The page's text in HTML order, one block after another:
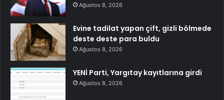
Ağustos 8, 2026
Evine tadilat yapan çift, gizli bölmede
deste deste para buldu
Ağustos 8, 2026
YENİ Parti, Yargıtay kayıtlarına girdi
Ağustos 8, 2026